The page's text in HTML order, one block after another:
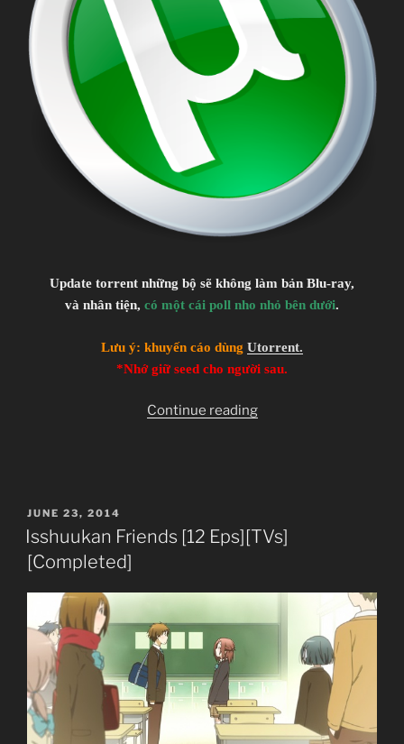
Update torrent những bộ sẽ không làm bản Blu-ray,
và nhân tiện, có một cái poll nho nhỏ bên dưới.
Lưu ý: khuyến cáo dùng Utorrent.
*Nhớ giữ seed cho người sau.
Continue reading“[Clip-
Hataraku
Isshuukan
Friends
Kill
la
Kill
POSTED
ON
JUNE 23, 2014
Isshuukan Friends [12 Eps][TVs]
[Completed]